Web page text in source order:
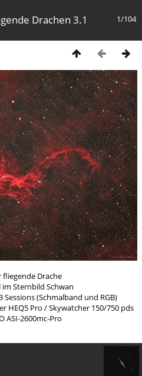
1/104
Drachen 3.1
fliegende Drache
im Sternbild Schwan
Sessions (Schmalband und RGB)
HEQ5 Pro / Skywatcher 150/750 pds
ASI-2600mc-Pro